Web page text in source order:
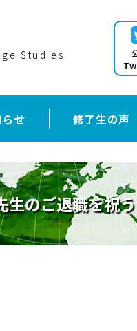
Studies
せ 修了生の声
のご退職を祝